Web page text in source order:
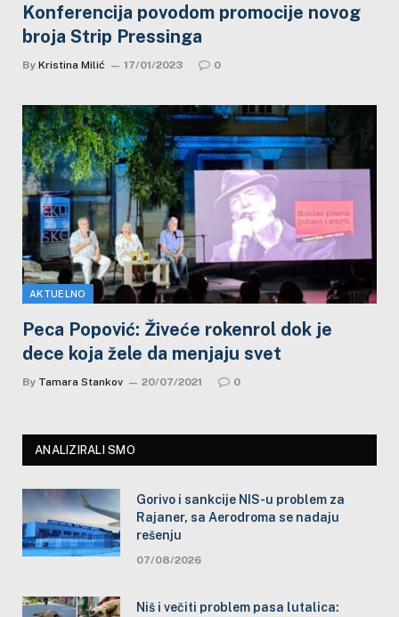
Konferencija povodom promocije novog
broja Strip Pressinga
By Kristina Milić 17/01/2023 0
AKTUELNO
Peca Popović: Živeće rokenrol dok je
dece koja žele da menjaju svet
By Tamara Stankov 20/07/2021 0
ANALIZIRALI SMO
Gorivo i sankcije NIS-u problem za
Rajaner, sa Aerodroma se nadaju
rešenju
07/08/2026
Niš i večiti problem pasa lutalica: